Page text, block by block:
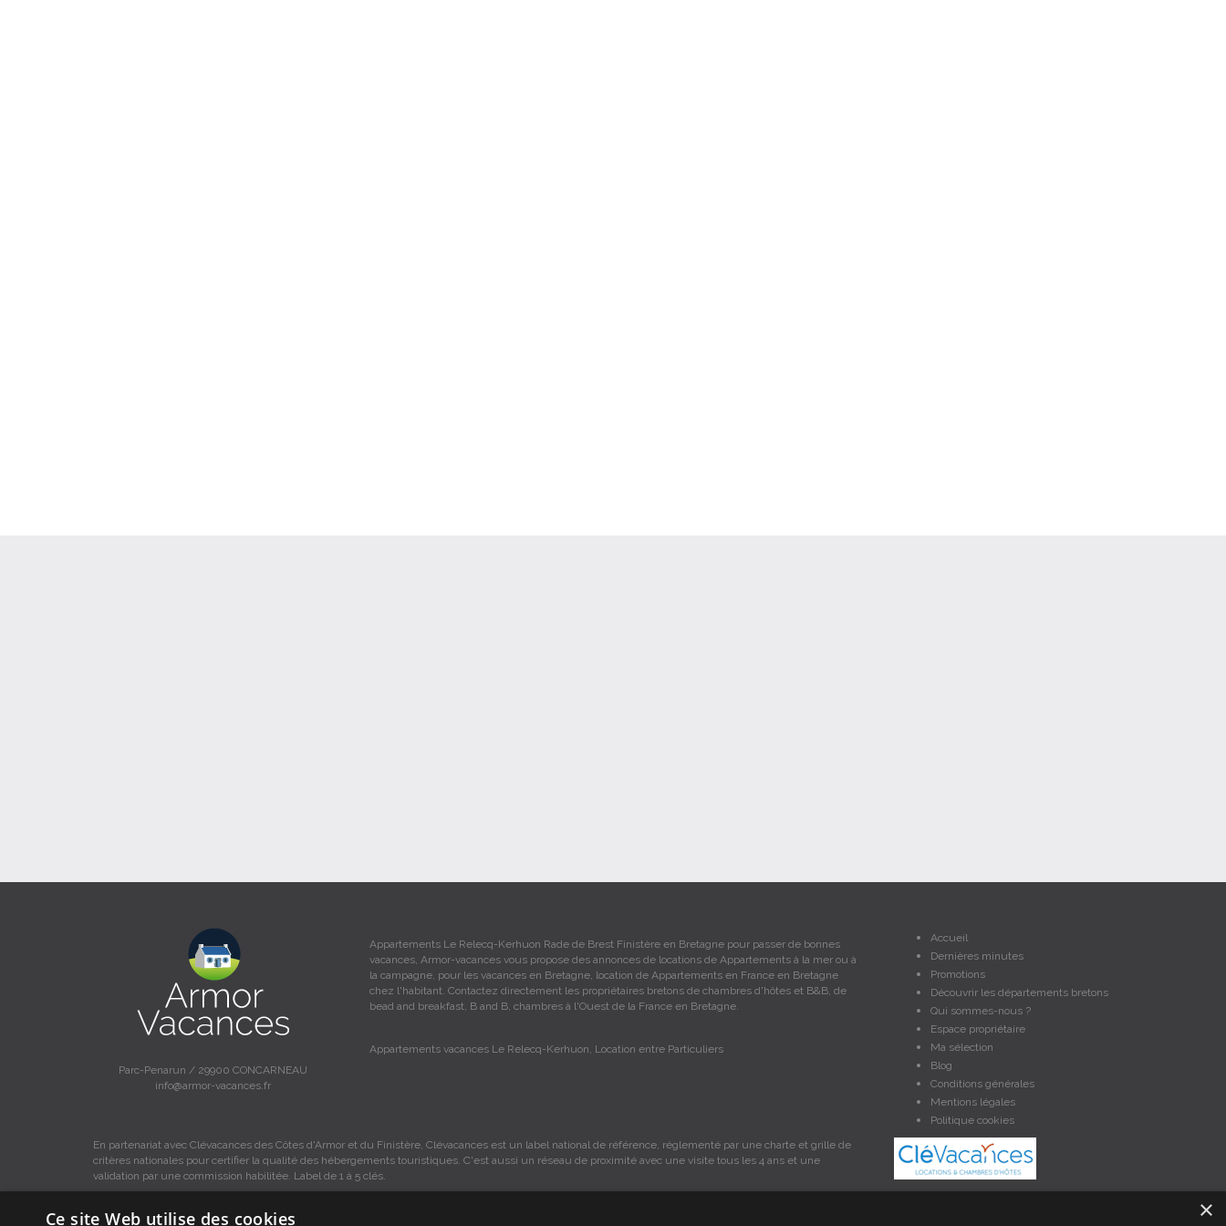
Parc-Penarun / 29900 CONCARNEAU
info@armor-vacances.fr
Appartements Le Relecq-Kerhuon Rade de Brest Finistère en Bretagne pour passer de bonnes
vacances, Armor-vacances vous propose des annonces de locations de Appartements à la mer ou à
la campagne, pour les vacances en Bretagne, location de Appartements en France en Bretagne
chez l'habitant. Contactez directement les propriétaires bretons de chambres d'hôtes et B&B, de
bead and breakfast, B and B, chambres à l'Ouest de la France en Bretagne.
Appartements vacances Le Relecq-Kerhuon, Location entre Particuliers
Accueil
Dernières minutes
Promotions
Découvrir les départements bretons
Qui sommes-nous ?
Espace propriétaire
Ma sélection
Blog
Conditions générales
Mentions légales
Politique cookies
En partenariat avec Clévacances des Côtes d'Armor et du Finistère, Clévacances est un label national de référence, réglementé par une charte et grille de
critères nationales pour certifier la qualité des hébergements touristiques. C'est aussi un réseau de proximité avec une visite tous les 4 ans et une
validation par une commission habilitée. Label de 1 à 5 clés.
×
Ce site Web utilise des cookies